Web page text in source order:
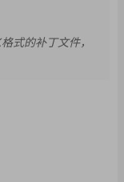
式的补丁文件，